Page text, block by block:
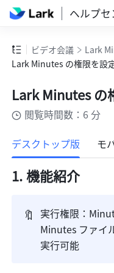
ヘルプセ
ビデオ会議
Lark
Lark Minutes の権限を設
Lark Minutes の
閲覧時間数：6 分
デスクトップ版
モ
機能紹介
🔖
実行権限：
Minutes ファイ
実行可能